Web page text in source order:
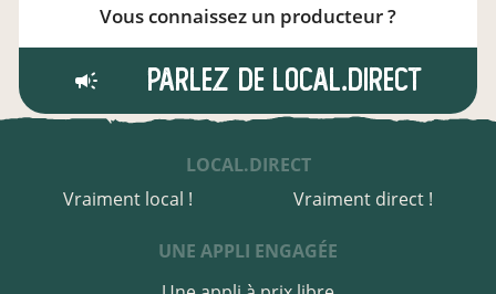
Vous connaissez un producteur ?
Parlez de local.direct
LOCAL.DIRECT
Vraiment local !
Vraiment direct !
UNE APPLI ENGAGÉE